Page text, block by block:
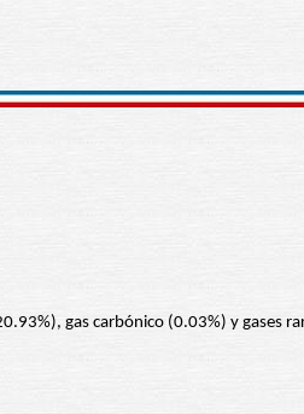
gas carbónico (0.03%) y